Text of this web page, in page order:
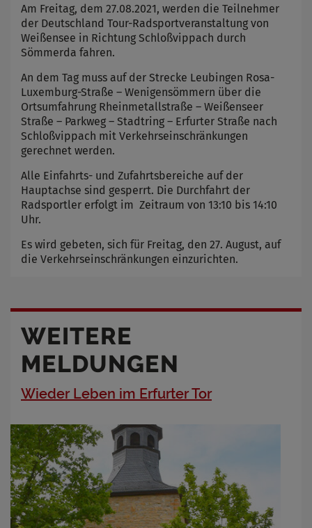
Am Freitag, dem 27.08.2021, werden die Teilnehmer
der Deutschland Tour-Radsportveranstaltung von
Weißensee in Richtung Schloßvippach durch
Sömmerda fahren.
An dem Tag muss auf der Strecke Leubingen Rosa-
Luxemburg-Straße – Wenigensömmern über die
Ortsumfahrung Rheinmetallstraße – Weißenseer
Straße – Parkweg – Stadtring – Erfurter Straße nach
Schloßvippach mit Verkehrseinschränkungen
gerechnet werden.
Alle Einfahrts- und Zufahrtsbereiche auf der
Hauptachse sind gesperrt. Die Durchfahrt der
Radsportler erfolgt im Zeitraum von 13:10 bis 14:10
Uhr.
Es wird gebeten, sich für Freitag, den 27. August, auf
die Verkehrseinschränkungen einzurichten.
WEITERE
MELDUNGEN
Wieder Leben im Erfurter Tor